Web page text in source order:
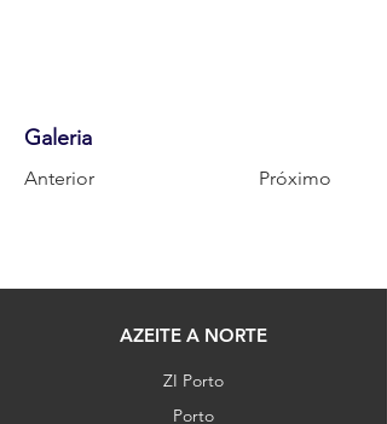
Galeria
Anterior Próximo
AZEITE A NORTE
ZI Porto
Porto